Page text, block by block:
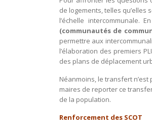
de logements, telles qu’elles
l’échelle intercommunale.
(communautés de
permettre aux
l’élaboration des premiers
des plans de déplacement
Néanmoins, le transfert
maires de reporter ce
de la population.
Renforcement des SCOT